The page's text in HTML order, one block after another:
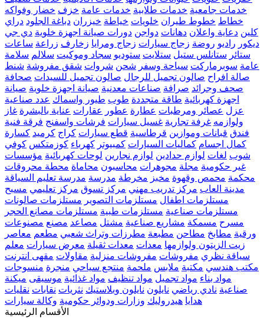
خدمات جامعية خدمات طلابية خدمات عامة خزف خضار وفواكه
خطاط خطوط طيران خلويات خياطة خيزران دباغة الجلود دراي
كلين دعاية واعلان دهانات دواجن دورات صيانة اجهزة خلوية دي جي
ديكور راديو روضة زجاج سيارات زجاج ومرايا زخارف زراعة ساعات
ستائر ستانلس ستيل ستلايت ستوديو سجاد وموكيت سلالم سلامة
عامة سوبرماركت سياحة وسفر شحن شروات شقق مفروشة شنط
صالة افراح صالون تجميل للرجال صالون تجميل للسيدات صحافة
صحف وجرائد صرافة صناعات معدنية صيانة اجهزة خلوية صيانة
اجهزة كهربائية طاقة متجددة طوب طيور واسماك عدد صناعية
عزل عصائر ومرطبات عطارة عطور عقارات عناية بالبشرة غاز
ولوازمه غرفة تجارية غسيل سيارات فرشات واسفنج فرقة فنية
فندق قبانات وموازين قرطاسية قطع سيارات كراج كرميد كسارة
كمال اجسام كماليات السيارات كمبيوتر كهرباء كوزمتكس كوفي
شوب لغات لوازم حدادين لوازم نجارين لوحات كهربائية مؤسسات
غير حكومية مجلة مجوهرات محاسبون محاماة محطة محروقات
محكمة محمص وقهوة مخبز مخرطة مدرسة مدرسة تعليم السياقة
مدينة العاب مركز تدريب مهني مركز تسوق مركز تعليمي مسبح
مستلزمات اطفال مستلزمات التصوير مستلزمات صالونات
مستلزمات صناعية مستلزمات طبية مستلزمات مصانع الحجر
مسرح مسمكة مشاريع صناعية مشتل مصاعد مصنع مصنوعات
ورقية مطابخ مطاحن مطبعة مطرزات وتراث شعبي مطعم معاصر
زيت الزيتون ولوازمها معدات معدات ثقيلة معرض سيارات معلم
سياقة نظري مفروشات مفروشات منزلية مقاولات مقهى انترنت
مكتب هندسي مكتبة ملابس ملحمة منتجع سياحي منجرة منسوجات
مواد بناء مواد تجميل مواد تنظيف مواد غذائية موسيقى ميكنة
صناعية نادي رياضي نايلون نايلون وبلاستيك نثريات نقابات نقليات
هدايا هيدروليك وزارات ودوائر حكومية وكالة سيارات
الأقسام الرئيسية